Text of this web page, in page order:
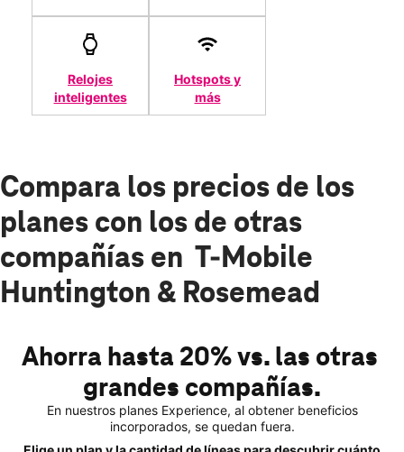
Relojes
inteligentes
Hotspots y
más
Compara los precios de los
planes con los de otras
compañías en T-Mobile
Huntington & Rosemead